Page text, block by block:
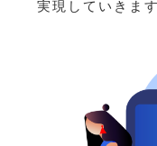
実現していきます